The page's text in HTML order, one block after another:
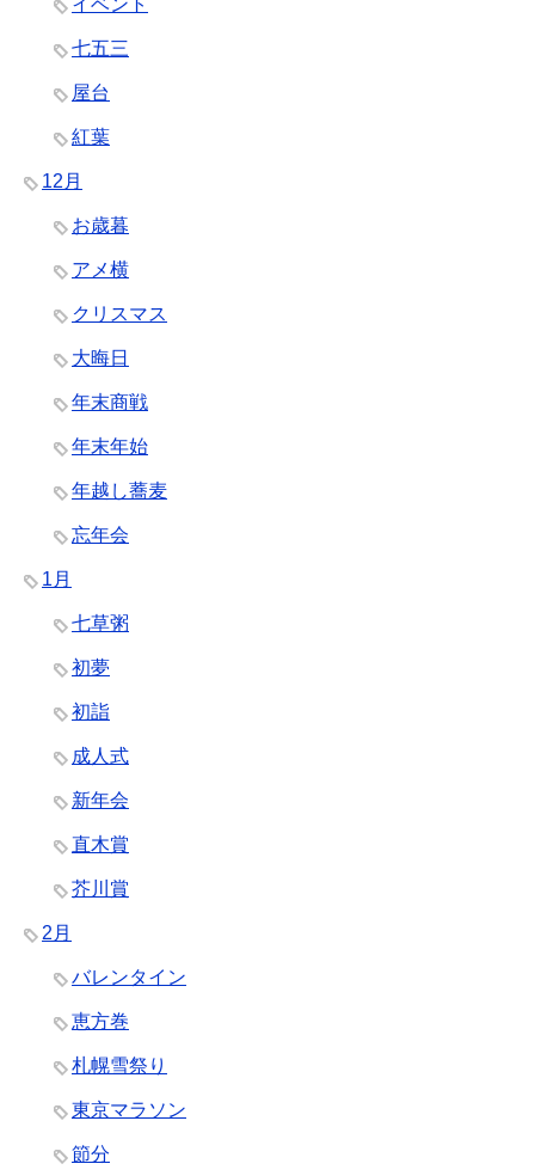
七五三
屋台
紅葉
12月
お歳暮
アメ横
クリスマス
大晦日
年末商戦
年末年始
年越し蕎麦
忘年会
1月
七草粥
初夢
初詣
成人式
新年会
直木賞
芥川賞
2月
バレンタイン
恵方巻
札幌雪祭り
東京マラソン
節分